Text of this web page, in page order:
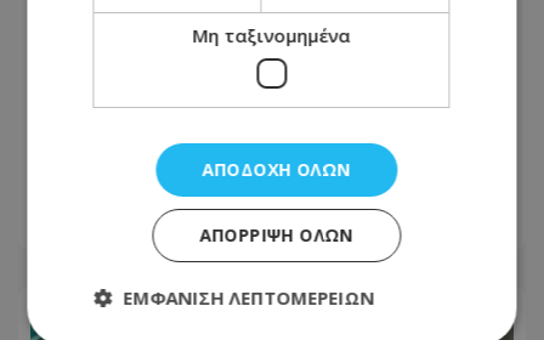
Δραματική διάσωση στην Κίνα:
Φορτηγό έπεσε πάνω σε αυτοκίνητο
και το σκέπασε με κάρβουνα, τον
οδηγό έσωσε στρατιώτης, δείτε
07.08.2026 - 09:49
Μη ταξινομημένα
ΑΠΟΔΟΧΉ ΌΛΩΝ
ΑΠΌΡΡΙΨΗ ΌΛΩΝ
ΕΜΦΆΝΙΣΗ ΛΕΠΤΟΜΕΡΕΙΏΝ